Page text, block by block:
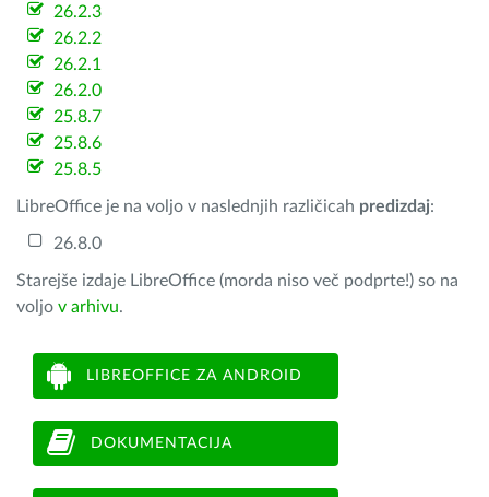
26.2.3
26.2.2
26.2.1
26.2.0
25.8.7
25.8.6
25.8.5
LibreOffice je na voljo v naslednjih različicah predizdaj:
26.8.0
Starejše izdaje LibreOffice (morda niso več podprte!) so na
voljo v arhivu.
LIBREOFFICE ZA ANDROID
DOKUMENTACIJA